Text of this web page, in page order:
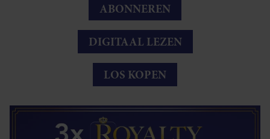
ABONNEREN
DIGITAAL LEZEN
LOS KOPEN